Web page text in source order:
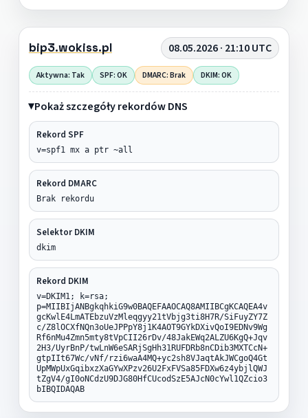
bip3.wokiss.pl 08.05.2026 · 21:10 UTC
Aktywna: Tak SPF: OK DMARC: Brak DKIM: OK
Pokaż szczegóły rekordów DNS
Rekord SPF
v=spf1 mx a ptr ~all
Rekord DMARC
Brak rekordu
Selektor DKIM
dkim
Rekord DKIM
v=DKIM1; k=rsa;
p=MIIBIjANBgkqhkiG9w0BAQEFAAOCAQ8AMIIBCgKCAQEA4v
gcKwlE4LmATEbzuVzMleqgyy21tVbjg3ti8H7R/SiFuyZY7Z
c/Z8lOCXfNQn3oUeJPPpY8j1K4AOT9GYkDXivQoI9EDNv9Wg
Rf6nMu4Zmn5mty8tVpCII26rDv/48JakEWq2ALZU6KgQ+Jqv
2H3/UyrBnP/twLnW6eSARjSgHh31RUFDRb8nCDib3MXTCcN+
gtpIIt67Wc/vNf/rzi6waA4MQ+yc2sh8VJaqtAkJWCgoQ4Gt
UpMWpUxGqibxzXaGYwXPzv26U2FxFVSa85FDXw6z4ybjlQWJ
tZgV4/gI0oNCdzU9DJG80HfCUcodSzE5AJcN0cYwl1QZcio3
bIBQIDAQAB